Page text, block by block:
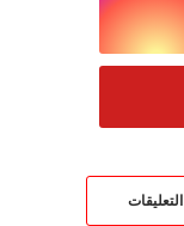
التعليقات